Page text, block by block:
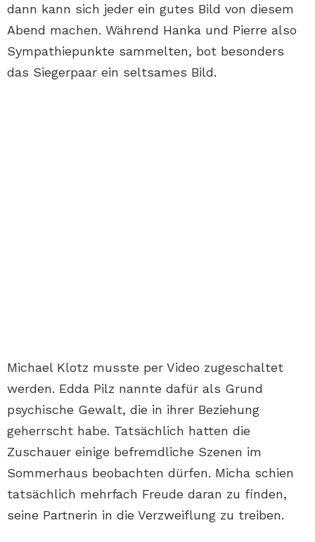
dann kann sich jeder ein gutes Bild von diesem
Abend machen. Während Hanka und Pierre also
Sympathiepunkte sammelten, bot besonders
das Siegerpaar ein seltsames Bild.
Michael Klotz musste per Video zugeschaltet
werden. Edda Pilz nannte dafür als Grund
psychische Gewalt, die in ihrer Beziehung
geherrscht habe. Tatsächlich hatten die
Zuschauer einige befremdliche Szenen im
Sommerhaus beobachten dürfen. Micha schien
tatsächlich mehrfach Freude daran zu finden,
seine Partnerin in die Verzweiflung zu treiben.